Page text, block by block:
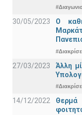
30/05/2023
Ο
27/03/2023
Άλλη
14/12/2022